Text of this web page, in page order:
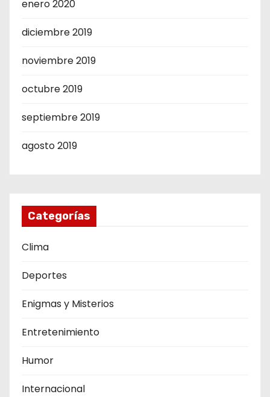
enero 2020
diciembre 2019
noviembre 2019
octubre 2019
septiembre 2019
agosto 2019
Categorías
Clima
Deportes
Enigmas y Misterios
Entretenimiento
Humor
Internacional